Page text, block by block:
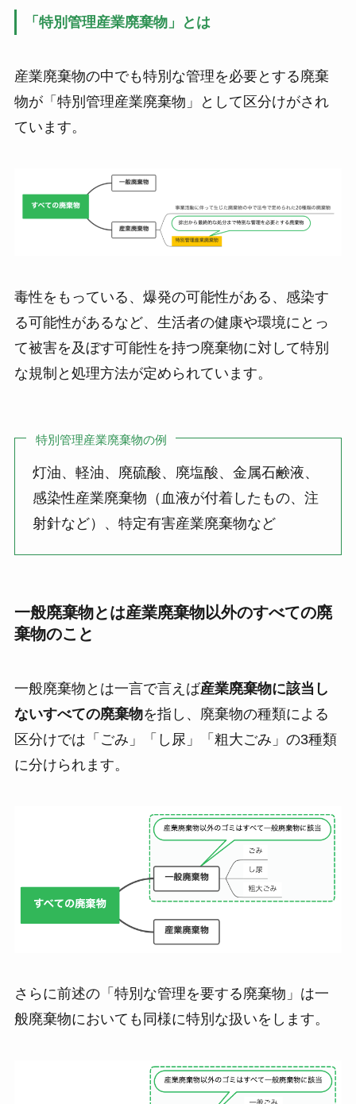
「特別管理産業廃棄物」とは
産業廃棄物の中でも特別な管理を必要とする廃棄
物が「特別管理産業廃棄物」として区分けがされ
ています。
毒性をもっている、爆発の可能性がある、感染す
る可能性があるなど、生活者の健康や環境にとっ
て被害を及ぼす可能性を持つ廃棄物に対して特別
な規制と処理方法が定められています。
特別管理産業廃棄物の例
灯油、軽油、廃硫酸、廃塩酸、金属石鹸液、
感染性産業廃棄物（血液が付着したもの、注
射針など）、特定有害産業廃棄物など
一般廃棄物とは産業廃棄物以外のすべての廃
棄物のこと
一般廃棄物とは一言で言えば産業廃棄物に該当し
ないすべての廃棄物を指し、廃棄物の種類による
区分けでは「ごみ」「し尿」「粗大ごみ」の3種類
に分けられます。
さらに前述の「特別な管理を要する廃棄物」は一
般廃棄物においても同様に特別な扱いをします。